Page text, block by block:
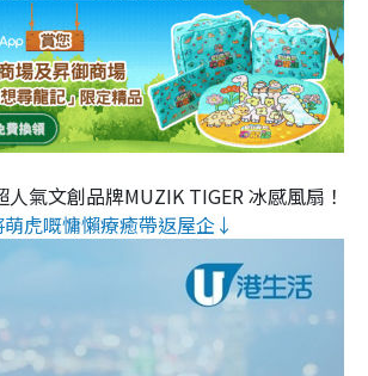
人氣文創品牌MUZIK TIGER 冰感風扇！
虎嘅慵懶療癒帶返屋企↓